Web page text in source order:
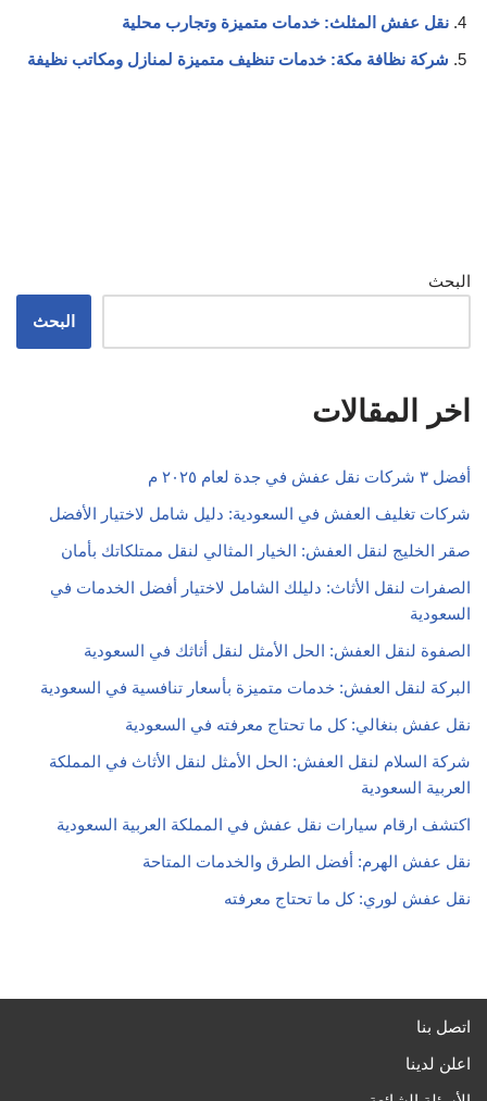
نقل عفش المثلث: خدمات متميزة وتجارب محلية
شركة نظافة مكة: خدمات تنظيف متميزة لمنازل ومكاتب نظيفة
البحث
البحث
اخر المقالات
أفضل ٣ شركات نقل عفش في جدة لعام ٢٠٢٥ م
شركات تغليف العفش في السعودية: دليل شامل لاختيار الأفضل
صقر الخليج لنقل العفش: الخيار المثالي لنقل ممتلكاتك بأمان
الصفرات لنقل الأثاث: دليلك الشامل لاختيار أفضل الخدمات في
السعودية
الصفوة لنقل العفش: الحل الأمثل لنقل أثاثك في السعودية
البركة لنقل العفش: خدمات متميزة بأسعار تنافسية في السعودية
نقل عفش بنغالي: كل ما تحتاج معرفته في السعودية
شركة السلام لنقل العفش: الحل الأمثل لنقل الأثاث في المملكة
العربية السعودية
اكتشف ارقام سيارات نقل عفش في المملكة العربية السعودية
نقل عفش الهرم: أفضل الطرق والخدمات المتاحة
نقل عفش لوري: كل ما تحتاج معرفته
اتصل بنا
اعلن لدينا